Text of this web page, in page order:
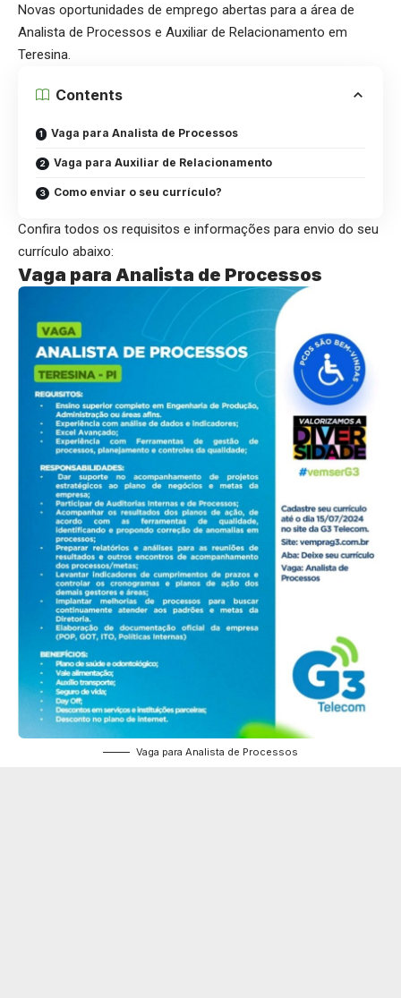
Novas oportunidades de emprego abertas para a área de
Analista de Processos e Auxiliar de Relacionamento em
Teresina.
Contents
Vaga para Analista de Processos
Vaga para Auxiliar de Relacionamento
Como enviar o seu currículo?
Confira todos os requisitos e informações para envio do seu
currículo abaixo:
Vaga para Analista de Processos
Vaga para Analista de Processos